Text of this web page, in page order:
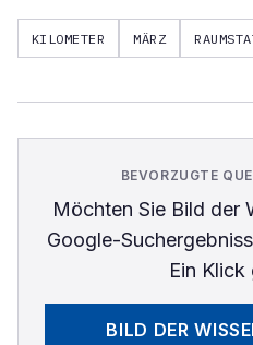
KILOMETER MÄRZ
BEVORZUGTE
Möchten Sie Bild der
Google-
Ein Klick
BILD DER